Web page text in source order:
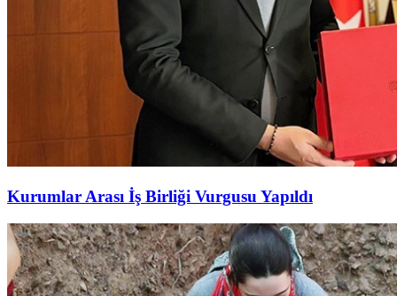
Kurumlar Arası İş Birliği Vurgusu Yapıldı